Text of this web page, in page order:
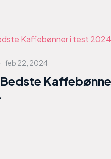
feb 22, 2024
Bedste